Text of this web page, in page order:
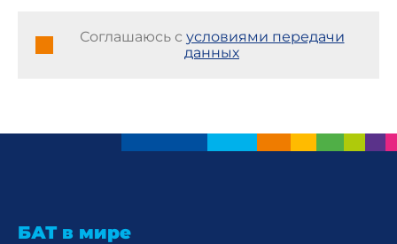
Соглашаюсь с условиями передачи
данных
БАТ в мире